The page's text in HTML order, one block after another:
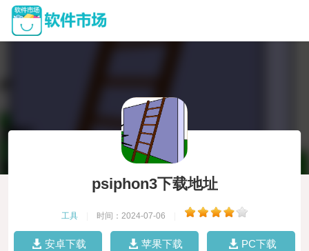
psiphon3下载地址
工具 时间：2024-07-06
安卓下载 苹果下载 PC下载